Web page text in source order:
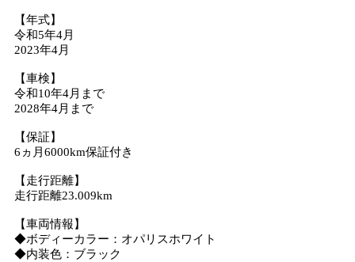
【年式】
令和5年4月
2023年4月
【車検】
令和10年4月まで
2028年4月まで
【保証】
6ヵ月6000km保証付き
【走行距離】
走行距離23.009km
【車両情報】
◆ボディーカラー：オパリスホワイト
◆内装色：ブラック